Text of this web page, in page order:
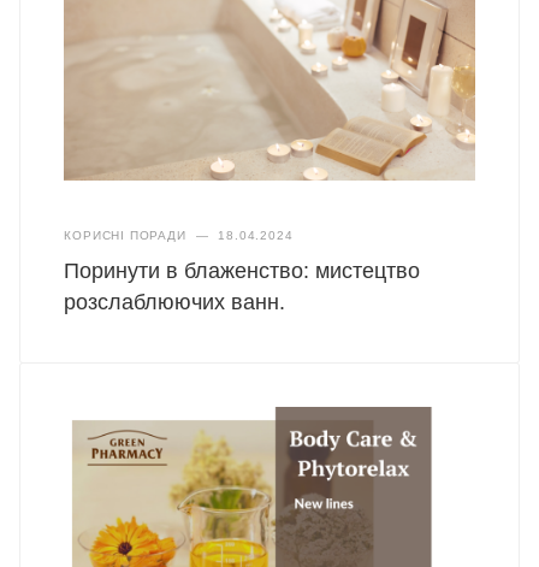
КОРИСНІ ПОРАДИ — 18.04.2024
Поринути в блаженство: мистецтво
розслаблюючих ванн.